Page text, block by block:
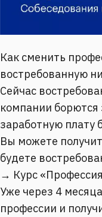
Как сменить
востребованную
Сейчас
компании борются
заработную плату
Вы можете
будете
→ Курс
Уже через 4
профессии и